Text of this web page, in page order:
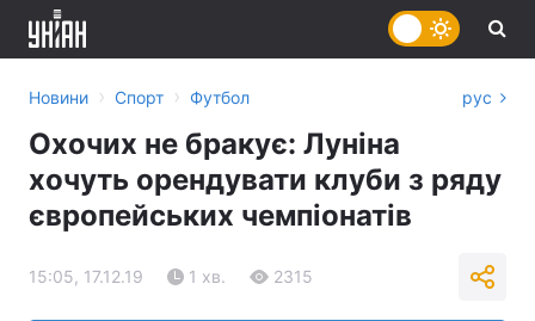
Новини › Спорт › Футбол рус
Охочих не бракує: Луніна
хочуть орендувати клуби з ряду
європейських чемпіонатів
15:05, 17.12.19 1 хв. 2315